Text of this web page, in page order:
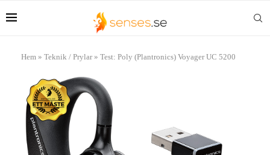
Hem » Teknik / Prylar» Test: Poly (Plantronics) Voyager UC 5200